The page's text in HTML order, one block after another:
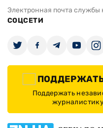
Электронная почта службы
СОЦСЕТИ
ПОДДЕРЖАТЬ
Поддержать